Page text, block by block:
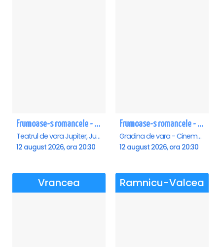
Frumoase-s romancele - Jupiter
Teatrul de vara Jupiter, Jupiter
12 august 2026, ora 20:30
Frumoase-s romancele - Saturn
Gradina de vara - Cinema Saturn, Saturn
12 august 2026, ora 20:30
Vrancea Ramnicu-Valcea